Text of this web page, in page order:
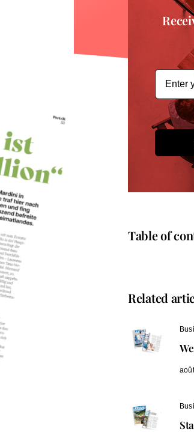
Table of
Related